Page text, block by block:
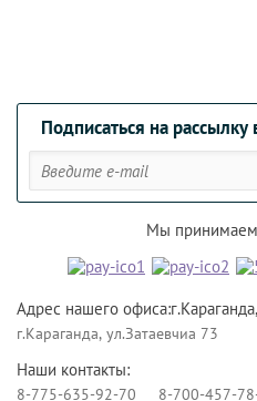
Подписаться на
Мы принимаем
Адрес нашего
г.Караганда, ул.Затаевчиа 73
Наши контакты:
8-775-635-92-70 8-700-457-